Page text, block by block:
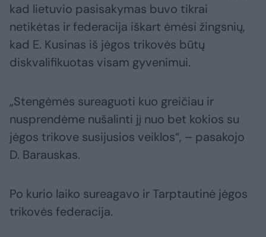
kad lietuvio pasisakymas buvo tikrai
netikėtas ir federacija iškart ėmėsi žingsnių,
kad E. Kusinas iš jėgos trikovės būtų
diskvalifikuotas visam gyvenimui.
„Stengėmės sureaguoti kuo greičiau ir
nusprendėme nušalinti jį nuo bet kokios su
jėgos trikove susijusios veiklos“, – pasakojo
D. Barauskas.
Po kurio laiko sureagavo ir Tarptautinė jėgos
trikovės federacija.